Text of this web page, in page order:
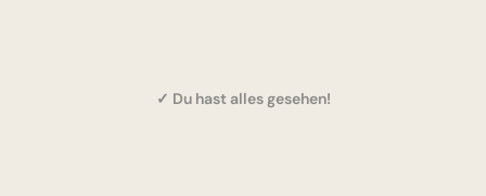
✓ Du hast alles gesehen!